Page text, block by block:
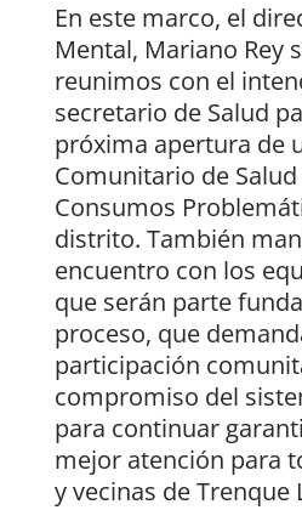
En este marco, el
Mental, Mariano Rey
reunimos con el
secretario de Salud
próxima apertura de
Comunitario de
Consumos
distrito. También
encuentro con los
que serán parte
proceso, que
participación
compromiso del
para continuar
mejor atención para
y vecinas de Trenque